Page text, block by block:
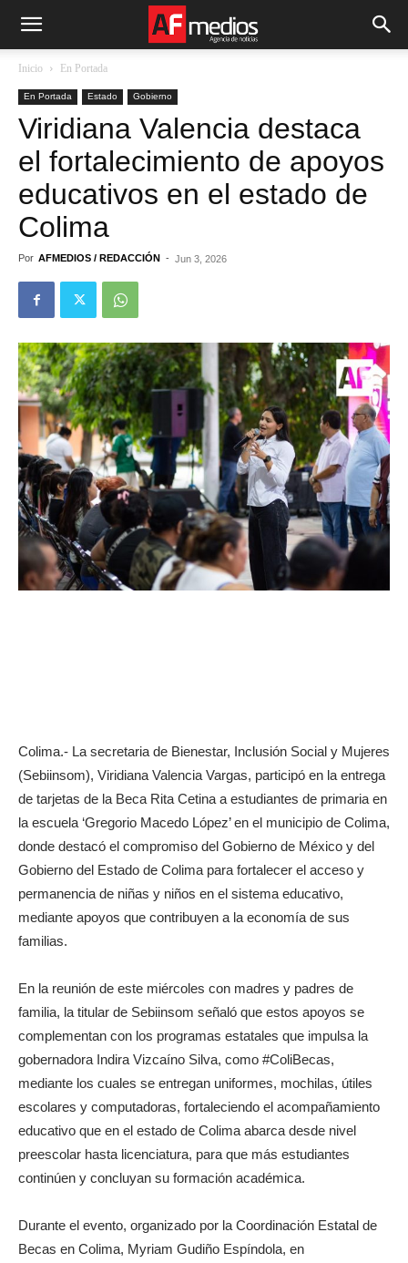
Inicio En Portada
En Portada Estado Gobierno
Viridiana Valencia destaca
el fortalecimiento de apoyos
educativos en el estado de
Colima
Por AFMEDIOS / REDACCIÓN - Jun 3, 2026
Colima.- La secretaria de Bienestar, Inclusión Social y Mujeres
(Sebiinsom), Viridiana Valencia Vargas, participó en la entrega
de tarjetas de la Beca Rita Cetina a estudiantes de primaria en
la escuela ‘Gregorio Macedo López’ en el municipio de Colima,
donde destacó el compromiso del Gobierno de México y del
Gobierno del Estado de Colima para fortalecer el acceso y
permanencia de niñas y niños en el sistema educativo,
mediante apoyos que contribuyen a la economía de sus
familias.
En la reunión de este miércoles con madres y padres de
familia, la titular de Sebiinsom señaló que estos apoyos se
complementan con los programas estatales que impulsa la
gobernadora Indira Vizcaíno Silva, como #ColiBecas,
mediante los cuales se entregan uniformes, mochilas, útiles
escolares y computadoras, fortaleciendo el acompañamiento
educativo que en el estado de Colima abarca desde nivel
preescolar hasta licenciatura, para que más estudiantes
continúen y concluyan su formación académica.
Durante el evento, organizado por la Coordinación Estatal de
Becas en Colima, Myriam Gudiño Espíndola, en